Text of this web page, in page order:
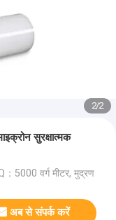
2/2
सुरक्षात्मक
：5000 वर्ग मीटर, मुद्रण
अब से संपर्क करें